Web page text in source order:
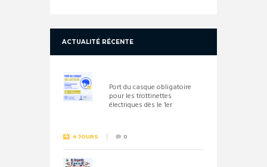
ACTUALITÉ RÉCENTE
Port du casque obligatoire
pour les trottinettes
électriques dès le 1er
4 JOURS 0